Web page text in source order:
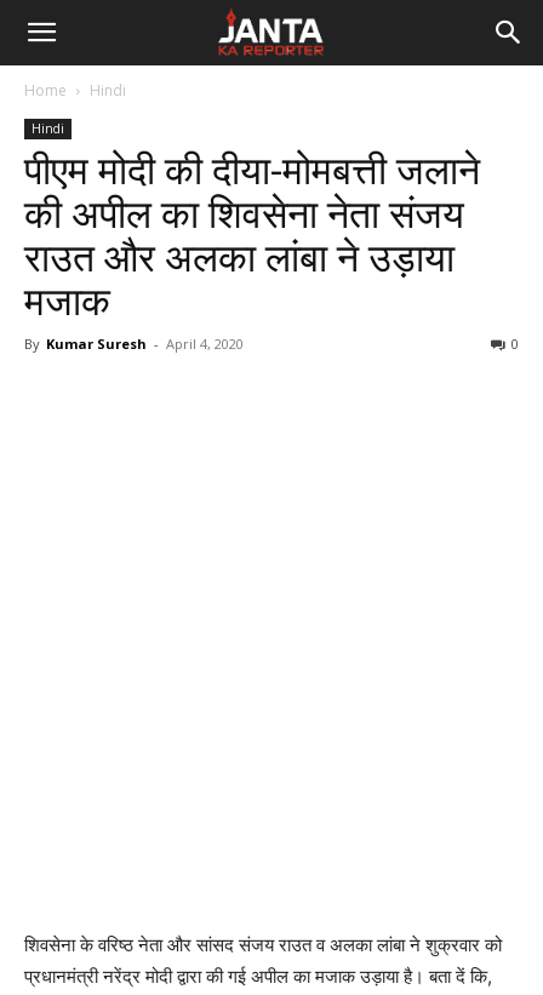
Janta
Reporter
Home Hindi
Hindi
पीएम मोदी की दीया-मोमबत्ती जलाने
की अपील का शिवसेना नेता संजय
राउत और अलका लांबा ने उड़ाया
मजाक
By Kumar Suresh - April 4, 2020 0
शिवसेना के वरिष्ठ नेता और सांसद संजय राउत व अलका लांबा ने शुक्रवार को
प्रधानमंत्री नरेंद्र मोदी द्वारा की गई अपील का मजाक उड़ाया है। बता दें कि,